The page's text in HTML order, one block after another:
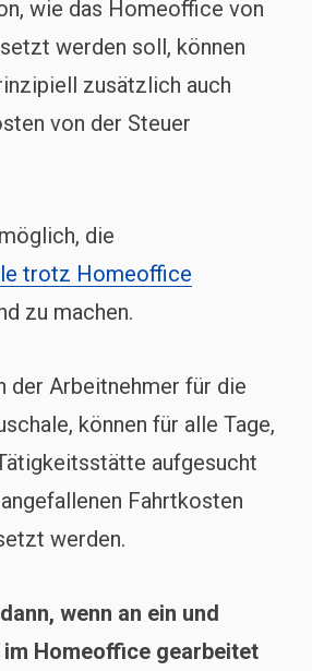
wie das Homeoffice von
werden soll, können
zusätzlich auch
von der Steuer
die
trotz Homeoffice
zu machen.
der Arbeitnehmer für die
können für alle Tage,
aufgesucht
Fahrtkosten
werden.
wenn an ein und
im Homeoffice gearbeitet